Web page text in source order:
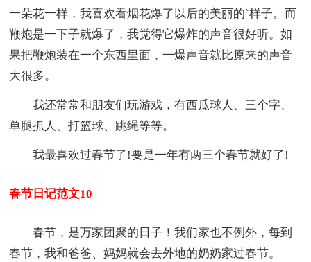
一朵花一样，我喜欢看烟花爆了以后的美丽的`样子。而
鞭炮是一下子就爆了，我觉得它爆炸的声音很好听。如
果把鞭炮装在一个东西里面，一爆声音就比原来的声音
大很多。
我还常常和朋友们玩游戏，有西瓜球人、三个字、
单腿抓人、打篮球、跳绳等等。
我最喜欢过春节了!要是一年有两三个春节就好了!
春节日记范文10
春节，是万家团聚的日子！我们家也不例外，每到
春节，我和爸爸、妈妈就会去外地的奶奶家过春节。